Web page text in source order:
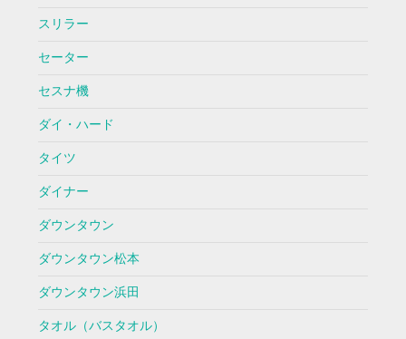
スリラー
セーター
セスナ機
ダイ・ハード
タイツ
ダイナー
ダウンタウン
ダウンタウン松本
ダウンタウン浜田
タオル（バスタオル）